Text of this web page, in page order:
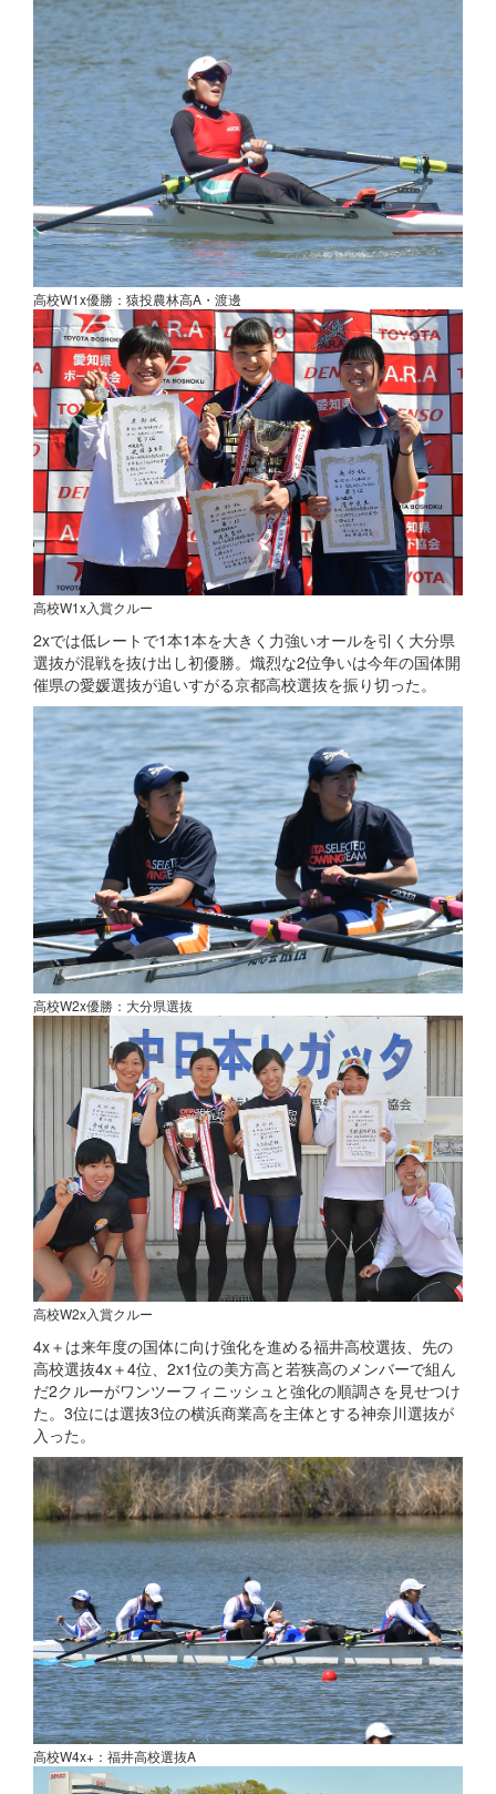
高校W1x優勝：猿投農林高A・渡邊
高校W1x入賞クルー
2xでは低レートで1本1本を大きく力強いオールを引く大分県
選抜が混戦を抜け出し初優勝。熾烈な2位争いは今年の国体開
催県の愛媛選抜が追いすがる京都高校選抜を振り切った。
高校W2x優勝：大分県選抜
高校W2x入賞クルー
4x＋は来年度の国体に向け強化を進める福井高校選抜、先の
高校選抜4x＋4位、2x1位の美方高と若狭高のメンバーで組ん
だ2クルーがワンツーフィニッシュと強化の順調さを見せつけ
た。3位には選抜3位の横浜商業高を主体とする神奈川選抜が
入った。
高校W4x+：福井高校選抜A